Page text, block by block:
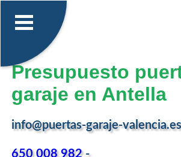
Presupuesto
garaje en Antella
info@puertas-garaje-valencia.es
650 008 982-